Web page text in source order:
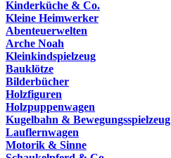
Kinderküche & Co.
Kleine Heimwerker
Abenteuerwelten
Arche Noah
Kleinkindspielzeug
Bauklötze
Bilderbücher
Holzfiguren
Holzpuppenwagen
Kugelbahn & Bewegungsspielzeug
Lauflernwagen
Motorik & Sinne